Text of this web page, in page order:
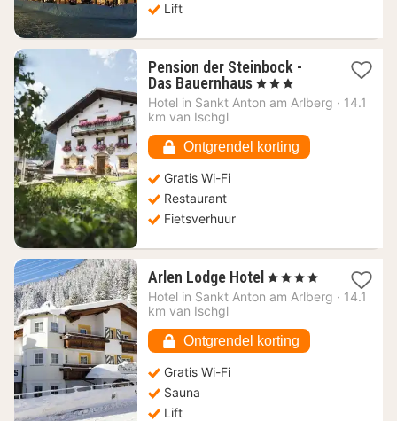
Lift
Pension der Steinbock -
Das Bauernhaus 1
nacht
€
, 3 Sterren
Hotel in Sankt Anton am Arlberg · 14.1
km van Ischgl
Ontgrendel korting
Gratis Wi-Fi
Restaurant
Fietsverhuur
Arlen Lodge Hotel 1
nacht
€
, 4 Sterren
Hotel in Sankt Anton am Arlberg · 14.1
km van Ischgl
Ontgrendel korting
Gratis Wi-Fi
Sauna
Lift